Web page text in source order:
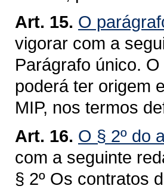
Art. 15. O
vigorar com a
Parágrafo único.
poderá ter origem
MIP, nos termos
Art. 16. O § 2º do
com a seguinte
§ 2º Os contratos